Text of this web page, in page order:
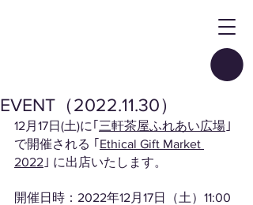
EVENT（2022.11.30）
12月17日(土)に｢ 三軒茶屋ふれあい広場 ｣
で開催される ｢ Ethical Gift Market
2022 ｣ に出店いたします。
開催日時：2022年12月17日（土）11:00